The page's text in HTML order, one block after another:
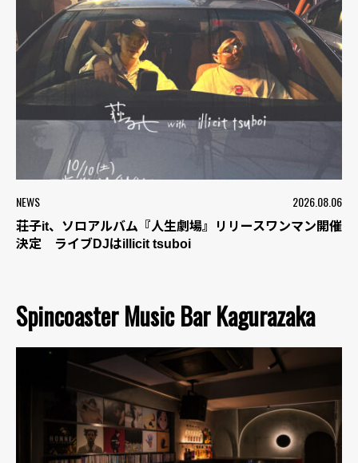
NEWS 2026.08.06
荘子it、ソロアルバム『人生劇場』リリースワンマン開催
決定 ライブDJはillicit tsuboi
Spincoaster Music Bar Kagurazaka